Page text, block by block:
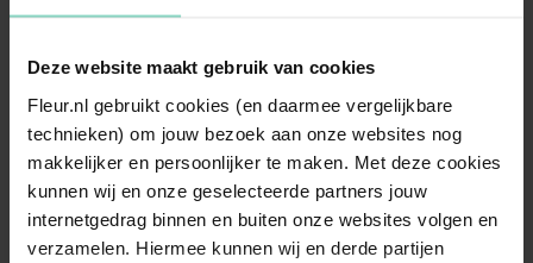
Deze website maakt gebruik van cookies
Fleur.nl gebruikt cookies (en daarmee vergelijkbare
technieken) om jouw bezoek aan onze websites nog
makkelijker en persoonlijker te maken. Met deze cookies
kunnen wij en onze geselecteerde partners jouw
internetgedrag binnen en buiten onze websites volgen en
verzamelen. Hiermee kunnen wij en derde partijen
Bladbehoudend
Vruchtdragend Nee
Standplaats Halfschaduw, Zonnig
Standplaats
omschrijving
De bosrank staat graag op een
lichte, zonnige plek. Een
halfschaduw standplaats kan ook,
maar zet hem niet in de volle